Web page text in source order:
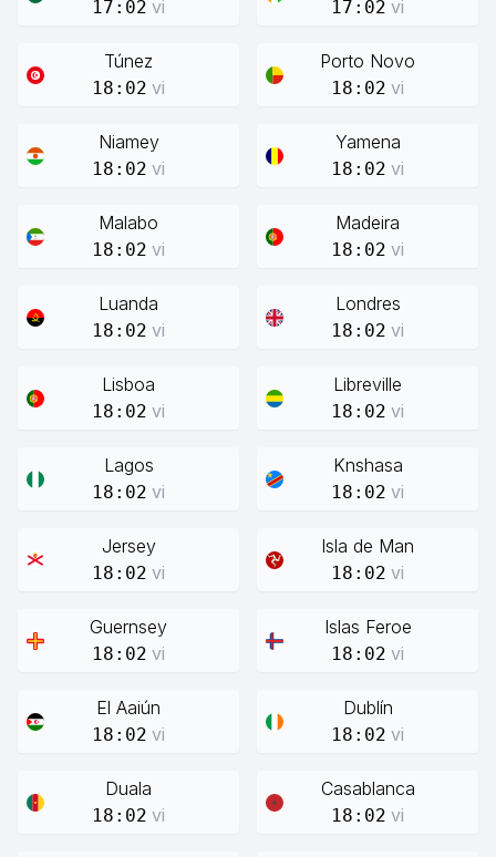
17:02 vi 17:02 vi
Túnez
18:02 vi
Porto Novo
18:02 vi
Niamey
18:02 vi
Yamena
18:02 vi
Malabo
18:02 vi
Madeira
18:02 vi
Luanda
18:02 vi
Londres
18:02 vi
Lisboa
18:02 vi
Libreville
18:02 vi
Lagos
18:02 vi
Knshasa
18:02 vi
Jersey
18:02 vi
Isla de Man
18:02 vi
Guernsey
18:02 vi
Islas Feroe
18:02 vi
El Aaiún
18:02 vi
Dublín
18:02 vi
Duala
18:02 vi
Casablanca
18:02 vi